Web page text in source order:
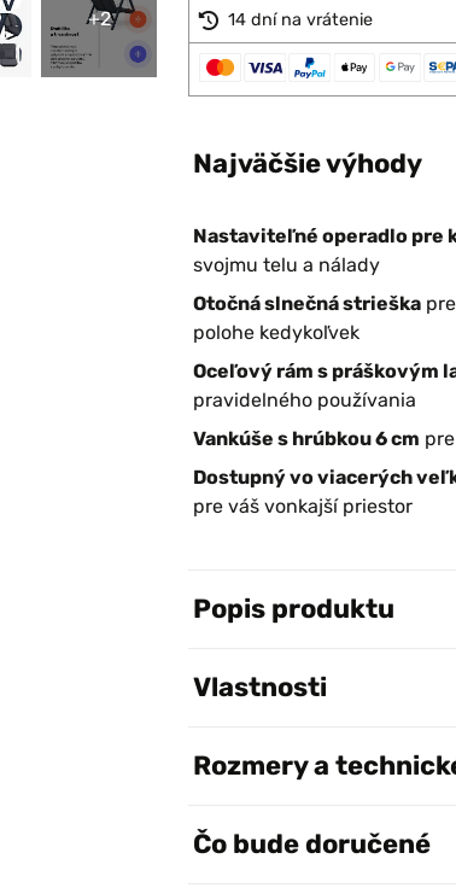
+2 14 dní na vrátenie
Najväčšie výhody
Nastaviteľné operadlo pre
svojmu telu a nálady
Otočná slnečná strieška
polohe kedykoľvek
Oceľový rám s práškovým
pravidelného používania
Vankúše s hrúbkou 6 cm
Dostupný vo viacerých
pre váš vonkajší priestor
Popis produktu
Vlastnosti
Rozmery a
Čo bude doručené